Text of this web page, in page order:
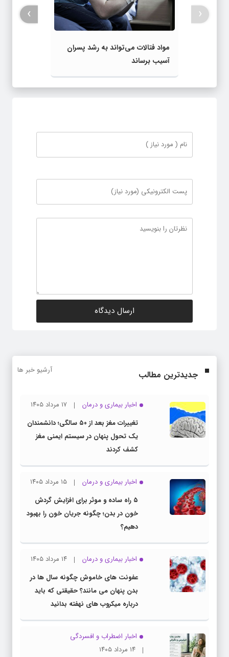
مواد فتالات می‌تواند به رشد پسران
آسیب برساند
‹
›
جدیدترین مطالب آرشیو خبر ها
اخبار بیماری و درمان
۱۷ مرداد ۱۴۰۵
تغییرات مغز بعد از ۵۰ سالگی؛ دانشمندان
یک تحول پنهان در سیستم ایمنی مغز
کشف کردند
اخبار بیماری و درمان
۱۵ مرداد ۱۴۰۵
۵ راه ساده و موثر برای افزایش گردش
خون در بدن؛ چگونه جریان خون را بهبود
دهیم؟
اخبار بیماری و درمان
۱۴ مرداد ۱۴۰۵
عفونت های خاموش چگونه سال ها در
بدن پنهان می مانند؟ حقیقتی که باید
درباره میکروب های نهفته بدانید
اخبار اضطراب و افسردگی
۱۴ مرداد ۱۴۰۵